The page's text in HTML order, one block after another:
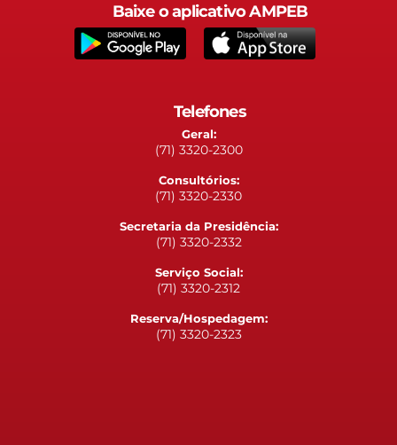
Baixe o aplicativo AMPEB
Telefones
Geral:
(71) 3320-2300
Consultórios:
(71) 3320-2330
Secretaria da Presidência:
(71) 3320-2332
Serviço Social:
(71) 3320-2312
Reserva/Hospedagem:
(71) 3320-2323